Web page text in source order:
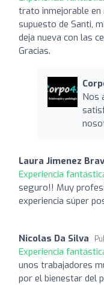
trato inmejorable en
supuesto de Santi,
deja nueva con las
Gracias.
Nos
Laura Jimenez
Experiencia
seguro!! Muy
experiencia súper
Nicolas Da Silva
Experiencia
unos trabajadores
por el bienestar del